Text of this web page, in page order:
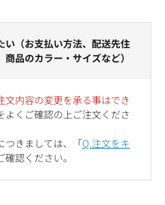
い（お支払い方法、配送先住
品のカラー・サイズなど）
文内容の変更を承る事はでき
よくご確認の上ご注文くださ
つきましては、「Q.注文をキ
確認ください。